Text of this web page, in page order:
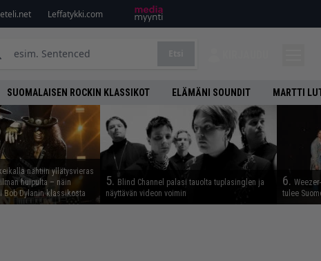
Leffatykki.com
SUOMALAISEN ROCKIN KLASSIKOT ELÄMÄNI SOUNDIT MARTTI
nähtiin yllätysvieras
huipulta – näin
Bob Dylanin klassikosta
5. Blind Channel palasi tauolta tuplasinglen ja
näyttävän videon voimin
6.
tulee